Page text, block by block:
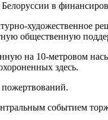
в
художественное
общественную
на 10-метровом
здесь.
событием